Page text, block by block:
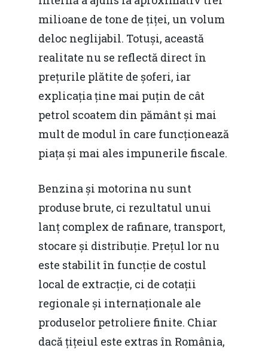
milioane de tone de țiței, un volum
deloc neglijabil. Totuși, această
realitate nu se reflectă direct în
prețurile plătite de șoferi, iar
explicația ține mai puțin de cât
petrol scoatem din pământ și mai
mult de modul în care funcționează
piața și mai ales impunerile fiscale.
Benzina și motorina nu sunt
produse brute, ci rezultatul unui
lanț complex de rafinare, transport,
stocare și distribuție. Prețul lor nu
este stabilit în funcție de costul
local de extracție, ci de cotații
regionale și internaționale ale
produselor petroliere finite. Chiar
dacă țițeiul este extras în România,